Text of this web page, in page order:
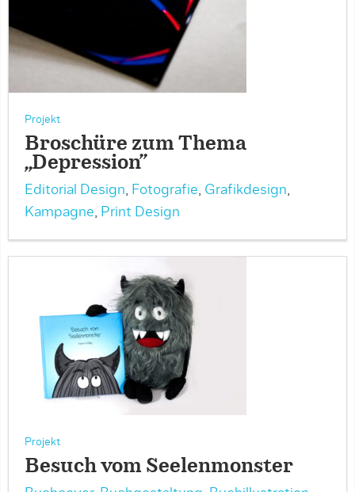
Projekt
Broschüre zum Thema
„Depression”
Editorial Design, Fotografie, Grafikdesign,
Kampagne, Print Design
Projekt
Besuch vom Seelenmonster